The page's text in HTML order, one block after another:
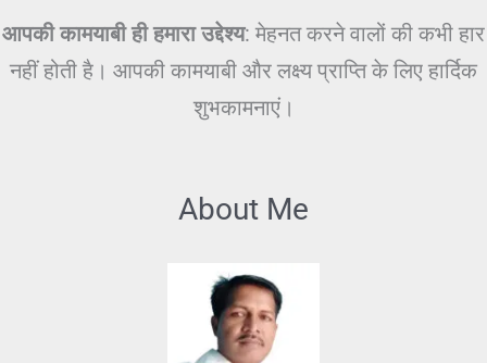
आपकी कामयाबी ही हमारा उद्देश्य: मेहनत करने वालों की कभी हार
नहीं होती है। आपकी कामयाबी और लक्ष्य प्राप्ति के लिए हार्दिक
शुभकामनाएं।
About Me